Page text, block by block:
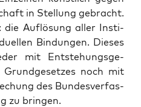
in Stel­lung gebracht.
die Auf­lö­sung aller Insti­
Bin­dun­gen. Die­ses
mit Ent­ste­hungs­ge­
noch mit
des Bun­des­ver­fas­
zu bringen.